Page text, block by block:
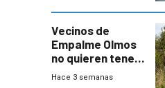
Vecinos de
Empalme Olmos
no quieren tener
cerca una planta
Hace 3 semanas